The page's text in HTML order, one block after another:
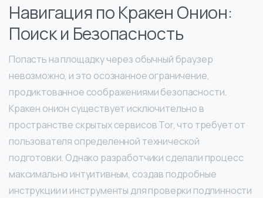
Навигация по Кракен Онион:
Поиск и Безопасность
Попасть на площадку через обычный браузер
невозможно, и это осознанное ограничение,
продиктованное соображениями безопасности.
Кракен онион существует исключительно в
пространстве скрытых сервисов Tor, что требует от
пользователя определенной технической
подготовки. Однако разработчики сделали процесс
максимально интуитивным, создав подробные
инструкции и инструменты для проверки подлинности